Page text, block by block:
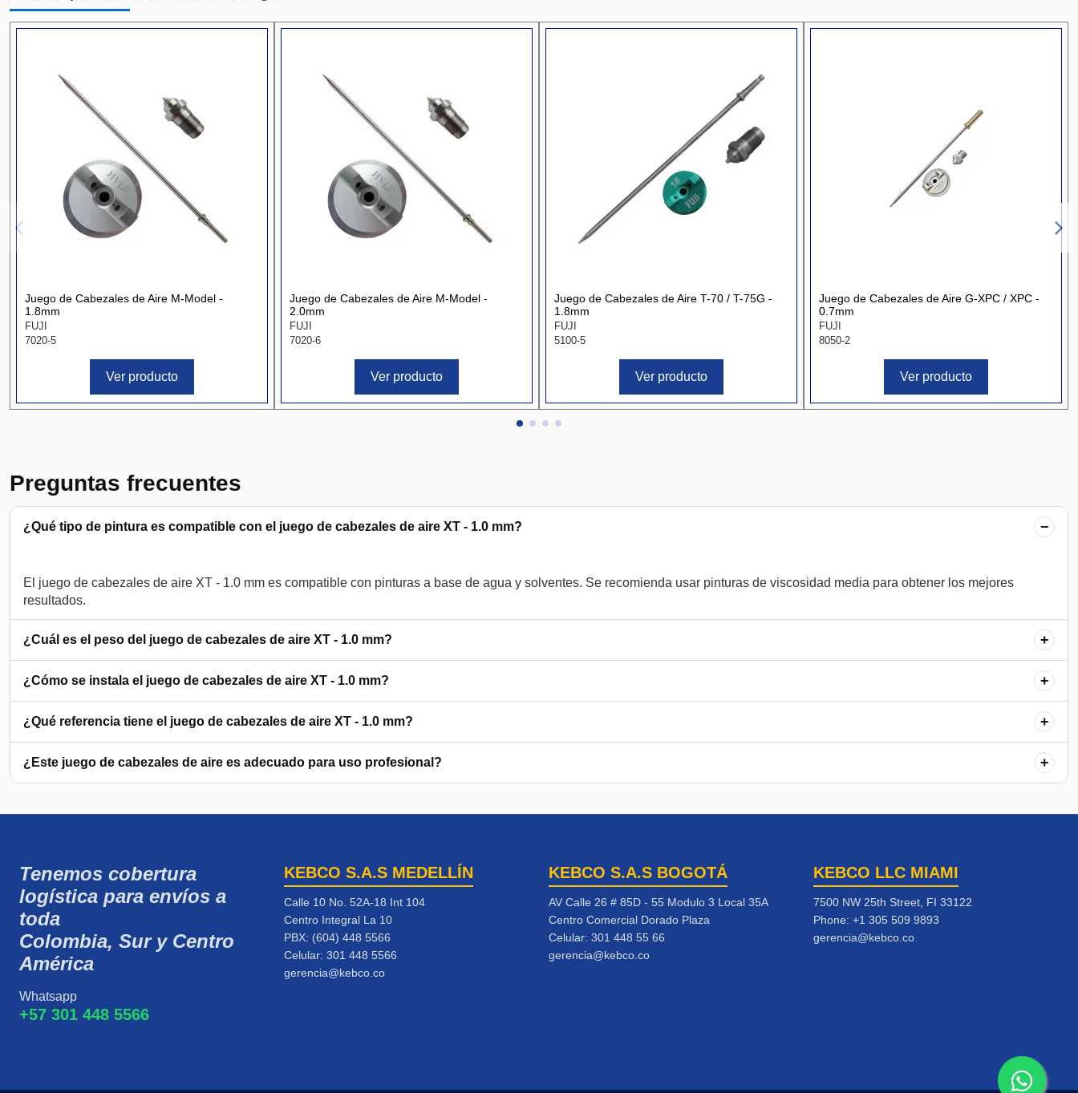
Juego de Cabezales de Aire M-Model -
1.8mm
FUJI
7020-5
Ver producto
Juego de Cabezales de Aire M-Model -
2.0mm
FUJI
7020-6
Ver producto
Juego de Cabezales de Aire T-70 / T-75G -
1.8mm
FUJI
5100-5
Ver producto
Juego de Cabezales de Aire G-XPC / XPC -
0.7mm
FUJI
8050-2
Ver producto
Preguntas frecuentes
¿Qué tipo de pintura es compatible con el juego de cabezales de aire XT - 1.0 mm? −
El juego de cabezales de aire XT - 1.0 mm es compatible con pinturas a base de agua y solventes. Se recomienda usar pinturas de viscosidad media para obtener los mejores
¿Cuál es el peso del juego de cabezales de aire XT - 1.0 mm? +
¿Cómo se instala el juego de cabezales de aire XT - 1.0 mm? +
¿Qué referencia tiene el juego de cabezales de aire XT - 1.0 mm? +
¿Este juego de cabezales de aire es adecuado para uso profesional? +
Tenemos cobertura
logística para envíos a
toda
Colombia, Sur y Centro
América
Whatsapp
+57 301 448 5566
KEBCO S.A.S MEDELLÍN
Calle 10 No. 52A-18 Int 104
Centro Integral La 10
PBX: (604) 448 5566
Celular: 301 448 5566
gerencia@kebco.co
KEBCO S.A.S BOGOTÁ
AV Calle 26 # 85D - 55 Modulo 3 Local 35A
Centro Comercial Dorado Plaza
Celular: 301 448 55 66
gerencia@kebco.co
KEBCO LLC MIAMI
7500 NW 25th Street, FI 33122
Phone: +1 305 509 9893
gerencia@kebco.co